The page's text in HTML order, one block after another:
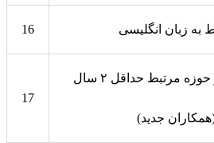
16 به زبان انگلیسی
17
سابقه کار در حوزه مرتبط حداقل ۲ سال
جدید)